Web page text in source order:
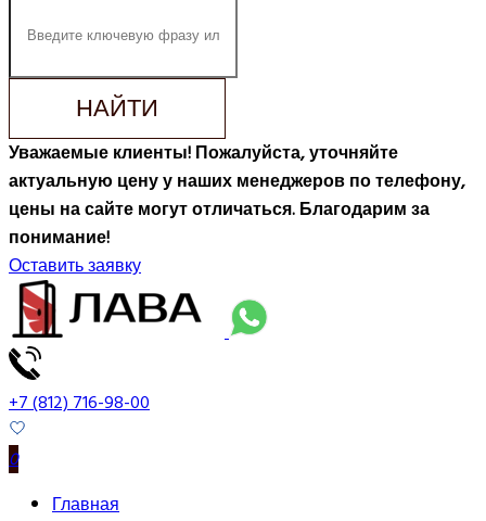
НАЙТИ
Уважаемые клиенты! Пожалуйста, уточняйте
актуальную цену у наших менеджеров по телефону,
цены на сайте могут отличаться. Благодарим за
понимание!
Оставить заявку
+7 (812) 716-98-00
0
Главная